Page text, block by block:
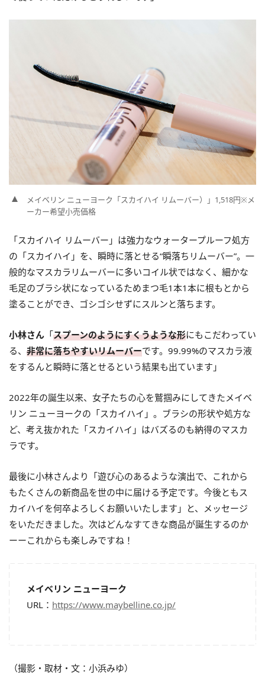
メイベリン ニューヨーク「スカイハイ リムーバー）」1,518円※メ
ーカー希望小売価格
「スカイハイ リムーバー」は強力なウォータープルーフ処方
の「スカイハイ」を、瞬時に落とせる“瞬落ちリムーバー”。一
般的なマスカラリムーバーに多いコイル状ではなく、細かな
毛足のブラシ状になっているためまつ毛1本1本に根もとから
塗ることができ、ゴシゴシせずにスルンと落ちます。
小林さん 「スプーンのようにすくうような形にもこだわってい
る、 非常に落ちやすいリムーバーです。99.99%のマスカラ液
をするんと瞬時に落とせるという結果も出ています」
2022年の誕生以来、女子たちの心を鷲掴みにしてきたメイベ
リン ニューヨークの「スカイハイ」。ブラシの形状や処方な
ど、考え抜かれた「スカイハイ」はバズるのも納得のマスカ
ラです。
最後に小林さんより「遊び心のあるような演出で、これから
もたくさんの新商品を世の中に届ける予定です。今後ともス
カイハイを何卒よろしくお願いいたします」と、メッセージ
をいただきました。次はどんなすてきな商品が誕生するのか
ーーこれからも楽しみですね！
メイベリン ニューヨーク
URL： https://www.maybelline.co.jp/
（撮影・取材・文：小浜みゆ）